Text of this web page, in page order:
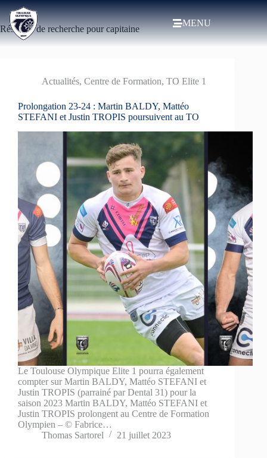
MENU
Résultats de recherche pour capitaine
Actualités, Centre de Formation, TO Elite 1
Prolongation 23-24 : Martin BALDY, Mattéo
STEFANI et Justin TROPIS poursuivent au TO
Le Toulouse Olympique Elite 1 pourra également
compter sur Martin BALDY, Mattéo STEFANI et
Justin TROPIS (parrainé par Dental 31) pour la
saison 2023 Martin BALDY, Mattéo STEFANI et
Justin TROPIS prolongent au Centre de Formation
Olympien – © Fabrice…
Thomas Sartorel
21 juillet 2023